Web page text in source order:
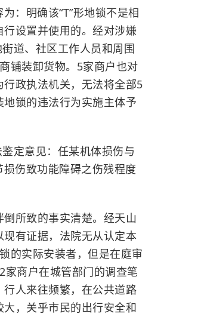
：明确该“T”形地锁不是相
设置并使用的。经对涉嫌
道、社区工作人员和周围
铺装卸货物。5家商户也对
政执法机关，无法将全部5
锁的违法行为实施主体予
定意见：任某机体损伤与
伤致功能障碍之伤残程度
所致的事实清楚。经天山
有证据，法院无从认定本
的实际安装者，但是在庭审
商户在城管部门的调查笔
人来往频繁，在公共道路
，关乎市民的出行安全和